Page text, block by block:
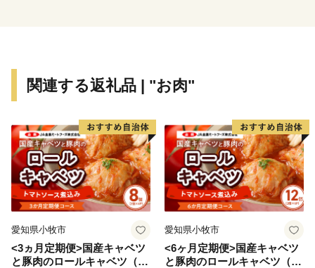
け時期以上に時間を頂戴する場合がございますので、ご
・お送りいたしましたお礼品は確実にお受取りくださ
い。長期不在等寄附者様事由による返送、劣化、におい
ては再送はできません。
・一部離島にはクール便でのお届けが出来ませんのでご
注意ください。
・ヤマト運輸様の転送料につきまして
お届け先を変更（転送）する場合、転送料金は、ご贈答
関連する返礼品 | "お肉"
愛知県小牧市
<3ヵ月定期便>国産キャベツ
と豚肉のロールキャベツ（4P
愛知県小牧市
<6ヶ月定期便>国産キャベツ
と豚肉のロールキャベツ（6P